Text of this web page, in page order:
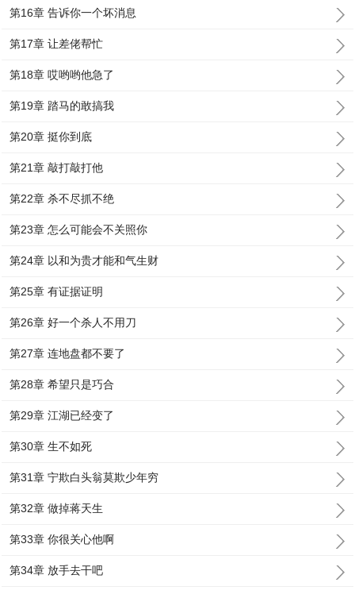
第16章 告诉你一个坏消息
第17章 让差佬帮忙
第18章 哎哟哟他急了
第19章 踏马的敢搞我
第20章 挺你到底
第21章 敲打敲打他
第22章 杀不尽抓不绝
第23章 怎么可能会不关照你
第24章 以和为贵才能和气生财
第25章 有证据证明
第26章 好一个杀人不用刀
第27章 连地盘都不要了
第28章 希望只是巧合
第29章 江湖已经变了
第30章 生不如死
第31章 宁欺白头翁莫欺少年穷
第32章 做掉蒋天生
第33章 你很关心他啊
第34章 放手去干吧